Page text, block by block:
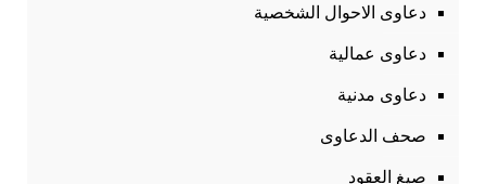
دعاوى الاحوال الشخصية
دعاوى عمالية
دعاوى مدنية
صحف الدعاوى
صيغ العقود